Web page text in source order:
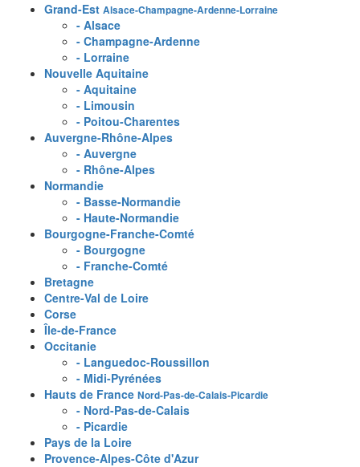
Grand-Est Alsace-Champagne-Ardenne-Lorraine
- Alsace
- Champagne-Ardenne
- Lorraine
Nouvelle Aquitaine
- Aquitaine
- Limousin
- Poitou-Charentes
Auvergne-Rhône-Alpes
- Auvergne
- Rhône-Alpes
Normandie
- Basse-Normandie
- Haute-Normandie
Bourgogne-Franche-Comté
- Bourgogne
- Franche-Comté
Bretagne
Centre-Val de Loire
Corse
Île-de-France
Occitanie
- Languedoc-Roussillon
- Midi-Pyrénées
Hauts de France Nord-Pas-de-Calais-Picardie
- Nord-Pas-de-Calais
- Picardie
Pays de la Loire
Provence-Alpes-Côte d'Azur